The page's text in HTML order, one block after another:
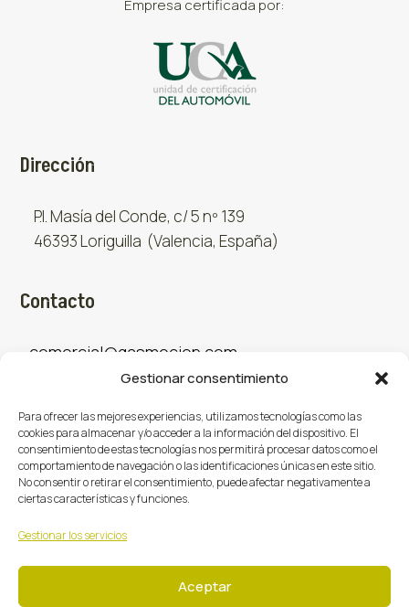
Gestionar consentimiento
Para ofrecer las mejores experiencias, utilizamos tecnologías como las
cookies para almacenar y/o acceder a la información del dispositivo. El
consentimiento de estas tecnologías nos permitirá procesar datos como el
comportamiento de navegación o las identificaciones únicas en este sitio.
No consentir o retirar el consentimiento, puede afectar negativamente a
ciertas características y funciones.
Gestionar los servicios
Aceptar
Empresa certificada por:
Dirección
P.I. Masía del Conde, c/ 5 nº 139
46393 Loriguilla (Valencia, España)
Contacto
comercial@gasmocion.com
Sociales